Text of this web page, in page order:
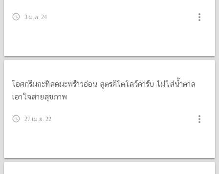
query_builder 3 ม.ค. 24 more_vert
ไอศกรีมกะทิสดมะพร้าวอ่อน สูตรคีโตโลว์คาร์บ ไม่ใส่น้ำตาล
เอาใจสายสุขภาพ
query_builder 27 เม.ย. 22 more_vert